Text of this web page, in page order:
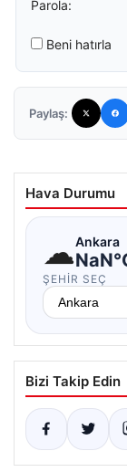
Parola:
Beni hatırla
Paylaş:
Hava Durumu
☁Ankara
ŞEHIR SEÇ
Bizi Takip Edin